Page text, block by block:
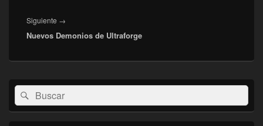
Siguiente →
siguiente:
Nuevos Demonios de Ultraforge
El
área
de
widget
Buscar
por:
Buscar